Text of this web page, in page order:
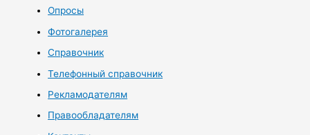
Опросы
Фотогалерея
Справочник
Телефонный справочник
Рекламодателям
Правообладателям